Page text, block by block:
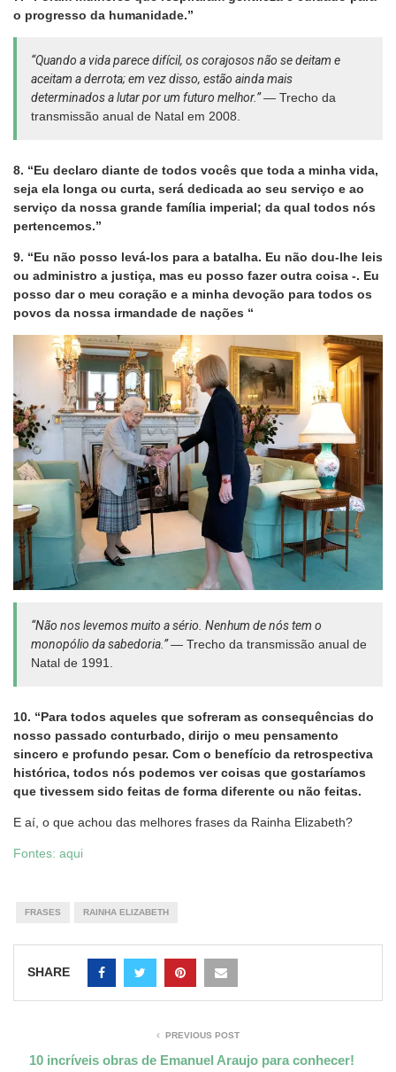
o progresso da humanidade.”
“Quando a vida parece difícil, os corajosos não se deitam e
aceitam a derrota; em vez disso, estão ainda mais
determinados a lutar por um futuro melhor.”— Trecho da
transmissão anual de Natal em 2008.
8. “Eu declaro diante de todos vocês que toda a minha vida,
seja ela longa ou curta, será dedicada ao seu serviço e ao
serviço da nossa grande família imperial; da qual todos nós
pertencemos.”
9. “Eu não posso levá-los para a batalha. Eu não dou-lhe leis
ou administro a justiça, mas eu posso fazer outra coisa -. Eu
posso dar o meu coração e a minha devoção para todos os
povos da nossa irmandade de nações “
“Não nos levemos muito a sério. Nenhum de nós tem o
monopólio da sabedoria.”— Trecho da transmissão anual de
Natal de 1991.
10. “Para todos aqueles que sofreram as consequências do
nosso passado conturbado, dirijo o meu pensamento
sincero e profundo pesar. Com o benefício da retrospectiva
histórica, todos nós podemos ver coisas que gostaríamos
que tivessem sido feitas de forma diferente ou não feitas.
E aí, o que achou das melhores frases da Rainha Elizabeth?
Fontes: aqui
FRASES RAINHA ELIZABETH
SHARE
PREVIOUS POST
10 incríveis obras de Emanuel Araujo para conhecer!